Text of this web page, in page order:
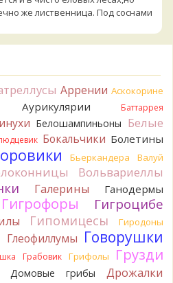
же лиственница. Под соснами
он.
Цвета на фото вряд ли
судя по пластинкам.
взяли.
или близкие виды
Аррении Аскокорине
Аурикулярии Баттаррея
Белошампиньоны Белые
Бокальчики Болетины
Бьеркандера Валуй
Вольвариеллы
Галерины Ганодермы
Гигрофоры Гигроцибе
Гипомицесы Гиродоны
Глеофиллумы Говорушки
Грабовик Грифолы Грузди
Домовые грибы Дрожалки